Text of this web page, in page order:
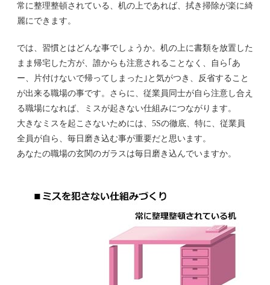
常に整理整頓されている、机の上であれば、拭き掃除が楽に綺
麗にできます。
では、習慣とはどんな事でしょうか。机の上に書類を放置した
まま帰宅した方が、誰からも注意されることなく、自ら｢あ
ー、片付けないで帰ってしまった｣と気がつき、反省すること
が出来る職場の事です。さらに、従業員同士が自ら注意し合え
る職場になれば、ミスが起きない仕組みにつながります。
大きなミスを起こさないためには、5Sの徹底、特に、従業員
全員が自ら、毎日磨き込む事が重要だと思います。
あなたの職場の玄関のガラスは毎日磨き込んでいますか。